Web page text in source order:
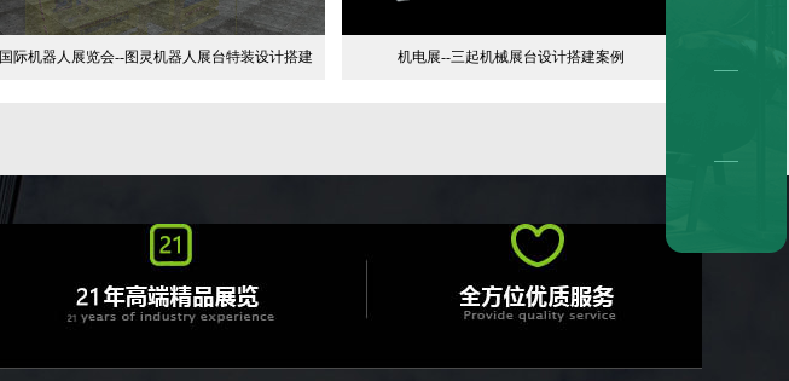
国际机器人展览会--图灵机器人展台特装设计搭建 机电展--三起机械展台设计搭建案例